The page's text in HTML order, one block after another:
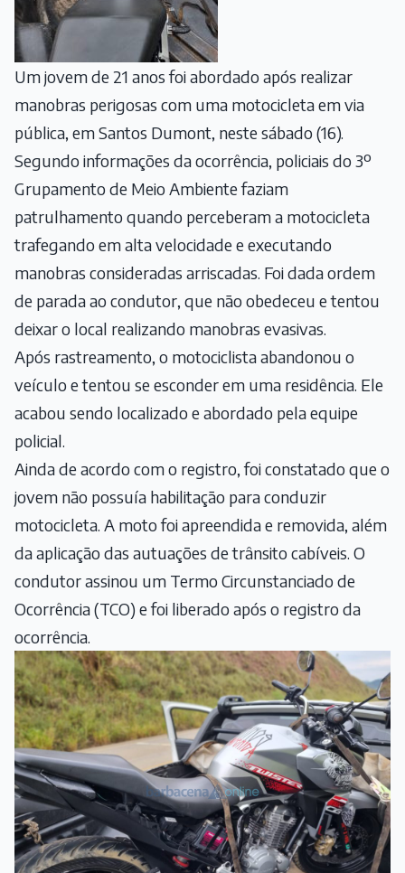
Um jovem de 21 anos foi abordado após realizar
manobras perigosas com uma motocicleta em via
pública, em Santos Dumont, neste sábado (16).
Segundo informações da ocorrência, policiais do 3º
Grupamento de Meio Ambiente faziam
patrulhamento quando perceberam a motocicleta
trafegando em alta velocidade e executando
manobras consideradas arriscadas. Foi dada ordem
de parada ao condutor, que não obedeceu e tentou
deixar o local realizando manobras evasivas.
Após rastreamento, o motociclista abandonou o
veículo e tentou se esconder em uma residência. Ele
acabou sendo localizado e abordado pela equipe
policial.
Ainda de acordo com o registro, foi constatado que o
jovem não possuía habilitação para conduzir
motocicleta. A moto foi apreendida e removida, além
da aplicação das autuações de trânsito cabíveis. O
condutor assinou um Termo Circunstanciado de
Ocorrência (TCO) e foi liberado após o registro da
ocorrência.